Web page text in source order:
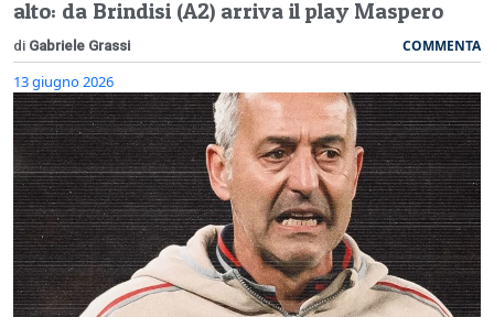
alto: da Brindisi (A2) arriva il play Maspero
di Gabriele Grassi COMMENTA
13 giugno 2026